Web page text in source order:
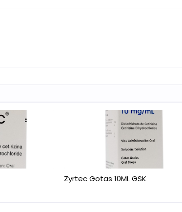
Zyrtec Gotas 10ML GSK